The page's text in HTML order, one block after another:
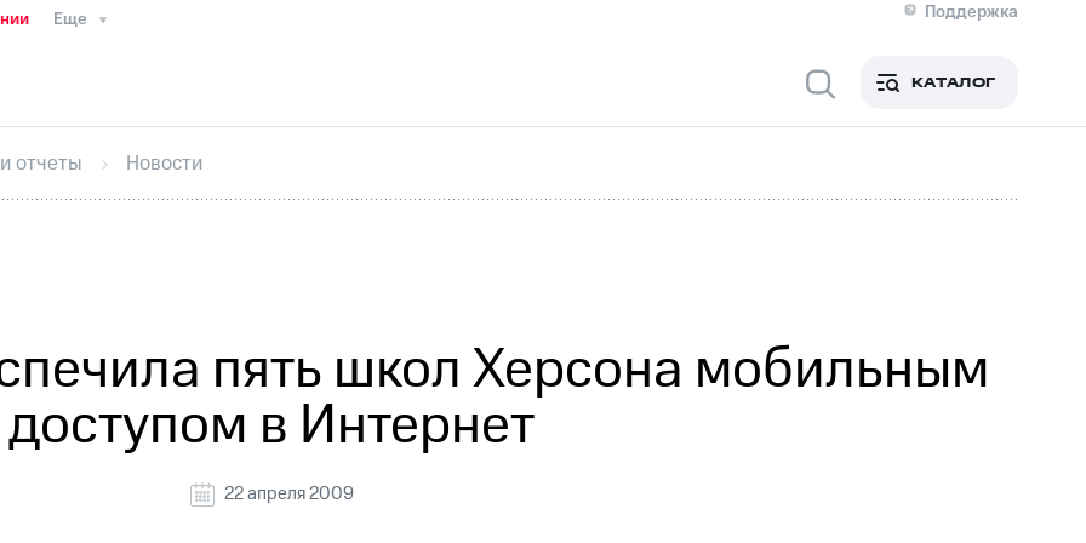
Еще
Поддержка
Медиа-центр
ИнтервьюФинансовая отчетностьКонтактыНовости в регионе
секретарьРаскрытие информации
кабинет акционераАкционерный капиталКонтроль и аудитРынок акций
КАТАЛОГ
отчеты Новости
пять школ Херсона мобильным
доступом в Интернет
22 апреля 2009